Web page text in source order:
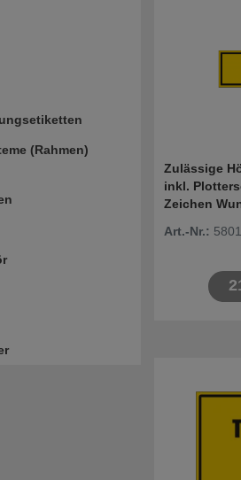
(Rahmen)
Zulässige
inkl.
Zeichen
Art.-Nr.: